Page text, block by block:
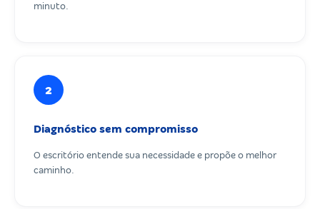
minuto.
2
Diagnóstico sem compromisso
O escritório entende sua necessidade e propõe o melhor
caminho.